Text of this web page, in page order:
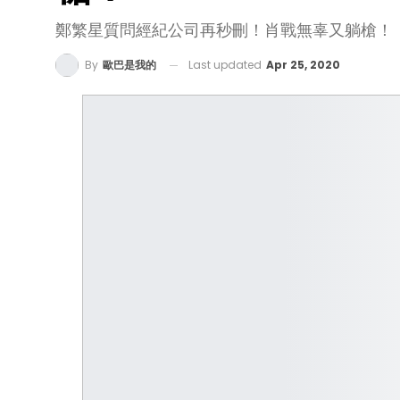
鄭繁星質問經紀公司再秒刪！肖戰無辜又躺槍！
By 歐巴是我的 Last updated Apr 25, 2020